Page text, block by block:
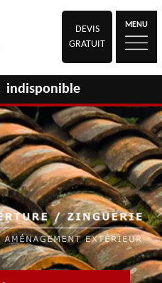
DEVIS
GRATUIT
MENU
indisponible